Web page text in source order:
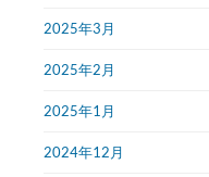
2025年3月
2025年2月
2025年1月
2024年12月